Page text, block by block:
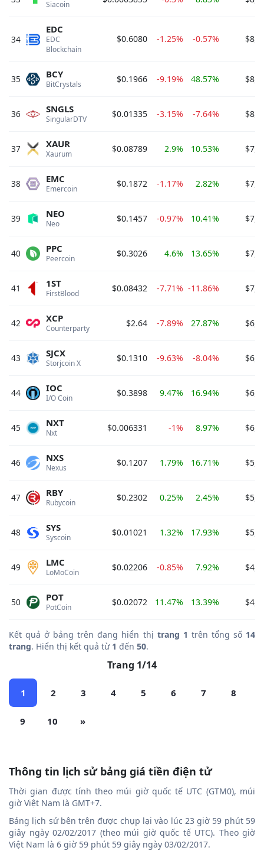
Siacoin
34
EDC
Blockchain
EDC
$0.6080 -1.25% -0.57%
35 BitCrystals
BCY $0.1966 -9.19% 48.57%
36 SingularDTV
SNGLS $0.01335 -3.15% -7.64%
37 Xaurum
XAUR $0.08789 2.9% 10.53%
38 Emercoin
EMC $0.1872 -1.17% 2.82%
39 Neo
NEO $0.1457 -0.97% 10.41%
40 Peercoin
PPC $0.3026 4.6% 13.65%
41 FirstBlood
1ST $0.08432 -7.71% -11.86%
42 Counterparty
XCP $2.64 -7.89% 27.87%
43 Storjcoin X
SJCX $0.1310 -9.63% -8.04%
44 I/O Coin
IOC $0.3898 9.47% 16.94%
45 Nxt
NXT $0.006331 -1% 8.97%
46 Nexus
NXS $0.1207 1.79% 16.71%
47 Rubycoin
RBY $0.2302 0.25% 2.45%
48 Syscoin
SYS $0.01021 1.32% 17.93%
49 LoMoCoin
LMC $0.02206 -0.85% 7.92%
50 PotCoin
POT $0.02072 11.47% 13.39%
Kết quả ở bảng trên đang hiển thị trang 1 trên tổng số 14
trang. Hiển thị kết quả từ 1 đến 50.
Trang 1/14
1 2 3 4 5 6 7 8
9 10 »
Thông tin lịch sử bảng giá tiền điện tử
Thời gian được tính theo múi giờ quốc tế UTC (GTM0), múi
giờ Việt Nam là GMT+7.
Bảng lịch sử bên trên được chụp lại vào lúc 23 giờ 59 phút 59
giây ngày 02/02/2017 (theo múi giờ quốc tế UTC). Theo giờ
Việt Nam là 6 giờ 59 phút 59 giây ngày 03/02/2017.